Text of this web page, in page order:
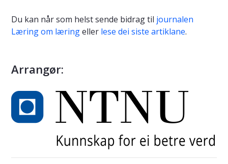
Du kan når som helst sende bidrag til journalen
Læring om læringeller lese dei siste artiklane.
Arrangør: